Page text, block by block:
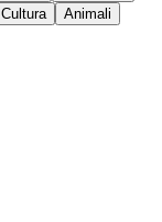
Cultura
Animali